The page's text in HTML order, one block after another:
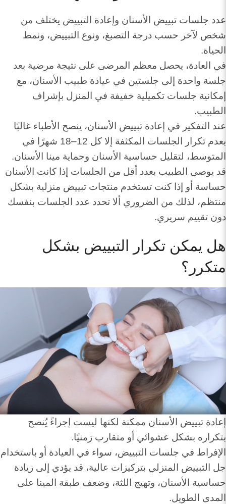
عدد جلسات تبييض الأسنان وإعادة التبييض يختلف من
شخص لآخر حسب درجة التصبغ، ونوع التبييض، ونمط
الحياة.
في العادة، يحصل معظم المرضى على نتيجة مرضية بعد
جلسة واحدة إلى جلستين في عيادة طبيب الأسنان، مع
إمكانية جلسات تكميلية خفيفة في المنزل بإشراف
الطبيب.
عند التفكير في إعادة تبييض الأسنان، ينصح الأطباء غالبًا
بعدم تكرار الجلسات المكثفة إلا كل 12–18 شهرًا في
المتوسط، لتقليل حساسية الأسنان وحماية مينا الأسنان.
قد يوصي الطبيب بعدد أقل من الجلسات إذا كانت الأسنان
حساسة أو إذا كنت تستخدم منتجات تبييض منزلية بشكل
منتظم، لذلك من الضروري ألا تحدد عدد الجلسات بنفسك
دون تقييم سريري.
هل يمكن تكرار التبييض بشكل
متكرر؟
إعادة تبييض الأسنان ممكنة لكنها ليست إجراءً يُنصح
بتكراره بشكل عشوائي أو متقارب زمنيًا.
الإفراط في جلسات التبييض، سواء في العيادة أو باستخدام
جل التبييض المنزلي بتركيزات عالية، قد يؤدي إلى زيادة
حساسية الأسنان، وتهيج اللثة، وضعف طبقة المينا على
المدى الطويل.